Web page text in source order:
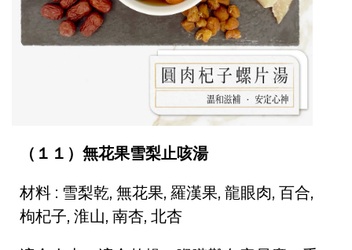
（１１）無花果雪梨止咳湯
材料 : 雪梨乾, 無花果, 羅漢果, 龍眼肉, 百合,
枸杞子, 淮山, 南杏, 北杏